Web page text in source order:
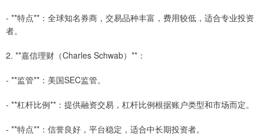
- **特点**：全球知名券商，交易品种丰富，费用较低，适合专业投资
者。
2. **嘉信理财（Charles Schwab）**：
- **监管**：美国SEC监管。
- **杠杆比例**：提供融资交易，杠杆比例根据账户类型和市场而定。
- **特点**：信誉良好，平台稳定，适合中长期投资者。